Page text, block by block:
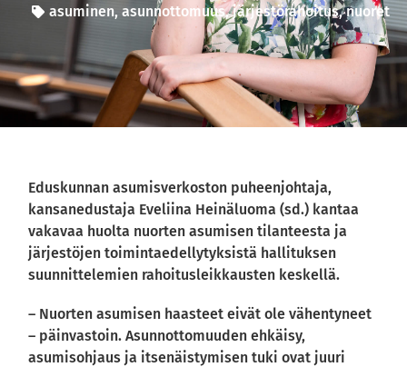
asuminen, asunnottomuus,järjestörahoitus,nuoret
Eduskunnan asumisverkoston puheenjohtaja,
kansanedustaja Eveliina Heinäluoma (sd.) kantaa
vakavaa huolta nuorten asumisen tilanteesta ja
järjestöjen toimintaedellytyksistä hallituksen
suunnittelemien rahoitusleikkausten keskellä.
– Nuorten asumisen haasteet eivät ole vähentyneet
– päinvastoin. Asunnottomuuden ehkäisy,
asumisohjaus ja itsenäistymisen tuki ovat juuri